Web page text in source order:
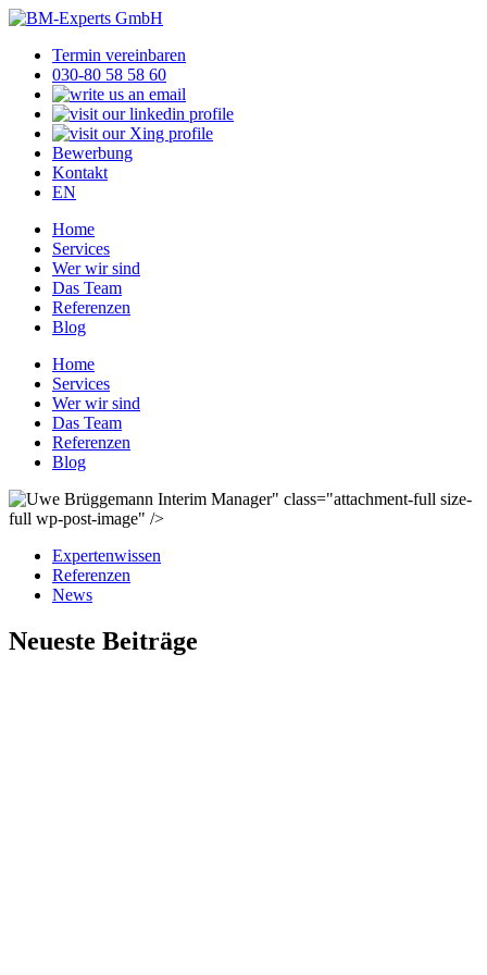
Termin vereinbaren
030-80 58 58 60
Bewerbung
Kontakt
EN
Home
Services
Wer wir sind
Das Team
Referenzen
Blog
Home
Services
Wer wir sind
Das Team
Referenzen
Blog
" class="attachment-full size-
full wp-post-image" />
Expertenwissen
Referenzen
News
Neueste Beiträge